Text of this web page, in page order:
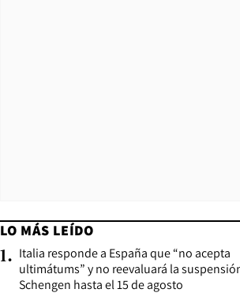
LO MÁS LEÍDO
1. Italia responde a España que “no acepta
ultimátums” y no reevaluará la
Schengen hasta el 15 de agosto